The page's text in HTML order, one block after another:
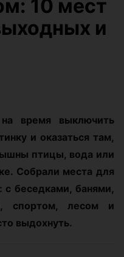
10 мест
и
время выключить
и оказаться там,
птицы, вода или
Собрали места для
беседками, банями,
спортом, лесом и
выдохнуть.